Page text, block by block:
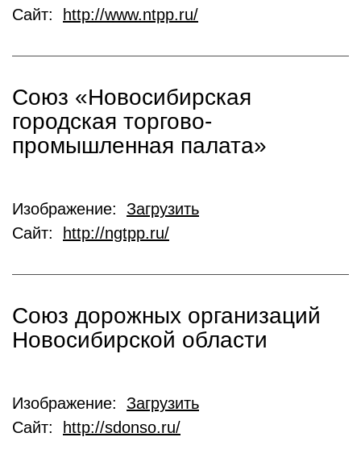
Сайт:
http://www.ntpp.ru/
Союз «Новосибирская
городская торгово-
промышленная палата»
Изображение: Загрузить
Сайт:
http://ngtpp.ru/
Союз дорожных организаций
Новосибирской области
Изображение: Загрузить
Сайт:
http://sdonso.ru/